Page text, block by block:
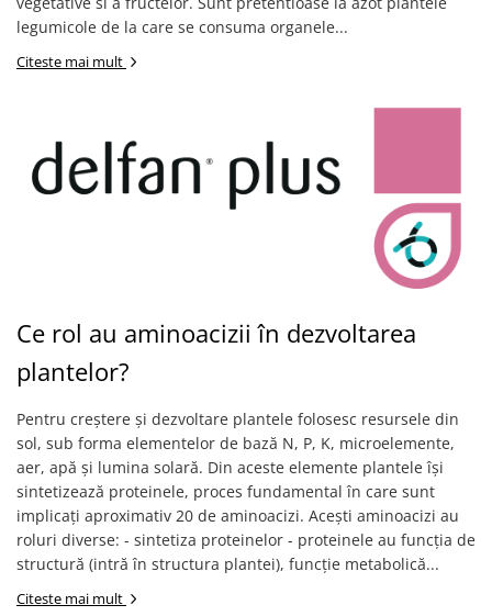
Adjuvanti
Erbicide
Fungicide
Tratament seminte
Capcane insecte
Atomizoare si pulverizatoare
Drujbe
Masini de tuns iarba
Motocultoare
Roabe
Unelte de mana pentru gradina
Hrana pentru animale
Antiparazitare
legumicole de la care se consuma organele...
Citeste mai mult
Ce rol au aminoacizii în dezvoltarea
plantelor?
Pentru creștere și dezvoltare plantele folosesc resursele din
sol, sub forma elementelor de bază N, P, K, microelemente,
aer, apă și lumina solară. Din aceste elemente plantele își
sintetizează proteinele, proces fundamental în care sunt
implicați aproximativ 20 de aminoacizi. Acești aminoacizi au
roluri diverse: - sintetiza proteinelor - proteinele au funcția de
structură (intră în structura plantei), funcție metabolică...
Citeste mai mult